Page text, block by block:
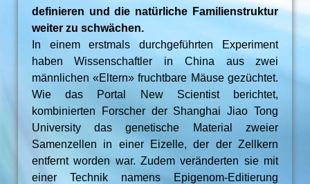
definieren und die natürliche Familienstruktur
weiter zu schwächen.
In einem erstmals durchgeführten Experiment
haben Wissenschaftler in China aus zwei
männlichen «Eltern» fruchtbare Mäuse gezüchtet.
Wie das Portal New Scientist berichtet,
kombinierten Forscher der Shanghai Jiao Tong
University das genetische Material zweier
Samenzellen in einer Eizelle, der der Zellkern
entfernt worden war. Zudem veränderten sie mit
einer Technik namens Epigenom-Editierung